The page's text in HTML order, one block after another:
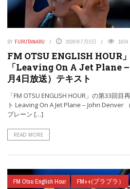
BY FURUTANARU 2026年7月3日 1634
FM OTSU ENGLISH HOUR
「Leaving On A Jet Plane
月4日放送）テキスト
「FM OTSU ENGLISH HOUR」の第33回
ト Leaving On A Jet Plane – John Denver
プレーン […]
READ MORE
FM Otsu English Hour FM++(プラプラ）